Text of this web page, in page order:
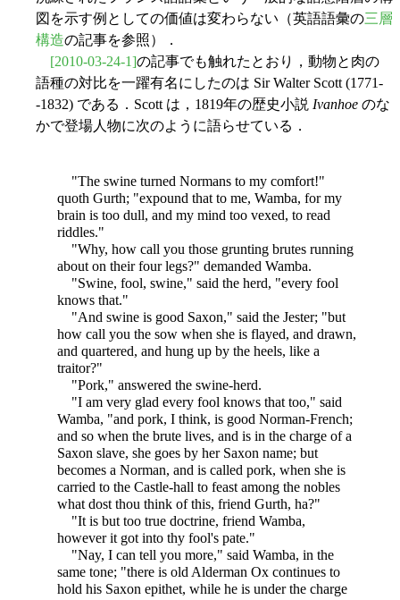
図を示す例としての価値は変わらない（英語語彙の三層
構造の記事を参照）．
[2010-03-24-1]の記事でも触れたとおり，動物と肉の
語種の対比を一躍有名にしたのは Sir Walter Scott (1771-
-1832) である．Scott は，1819年の歴史小説 Ivanhoe のな
かで登場人物に次のように語らせている．
"The swine turned Normans to my comfort!"
quoth Gurth; "expound that to me, Wamba, for my
brain is too dull, and my mind too vexed, to read
riddles."
"Why, how call you those grunting brutes running
about on their four legs?" demanded Wamba.
"Swine, fool, swine," said the herd, "every fool
knows that."
"And swine is good Saxon," said the Jester; "but
how call you the sow when she is flayed, and drawn,
and quartered, and hung up by the heels, like a
traitor?"
"Pork," answered the swine-herd.
"I am very glad every fool knows that too," said
Wamba, "and pork, I think, is good Norman-French;
and so when the brute lives, and is in the charge of a
Saxon slave, she goes by her Saxon name; but
becomes a Norman, and is called pork, when she is
carried to the Castle-hall to feast among the nobles
what dost thou think of this, friend Gurth, ha?"
"It is but too true doctrine, friend Wamba,
however it got into thy fool's pate."
"Nay, I can tell you more," said Wamba, in the
same tone; "there is old Alderman Ox continues to
hold his Saxon epithet, while he is under the charge